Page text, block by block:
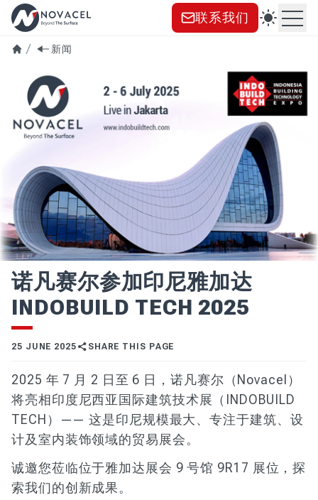
联系我们
打
新闻
诺凡赛尔参加印尼雅加达
INDOBUILD TECH 2025
25 JUNE 2025 SHARE THIS PAGE
2025 年 7 月 2 日至 6 日，诺凡赛尔（Novacel）
将亮相印度尼西亚国际建筑技术展（INDOBUILD
TECH）—— 这是印尼规模最大、专注于建筑、设
计及室内装饰领域的贸易展会。
诚邀您莅临位于雅加达展会 9 号馆 9R17 展位，探
索我们的创新成果。